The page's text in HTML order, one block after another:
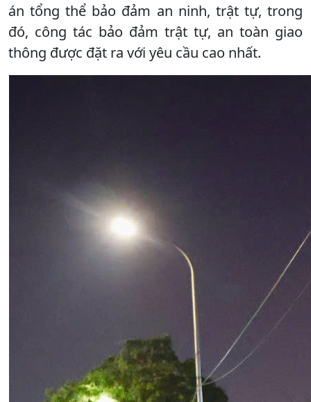
án tổng thể bảo đảm an ninh, trật tự, trong
đó, công tác bảo đảm trật tự, an toàn giao
thông được đặt ra với yêu cầu cao nhất.